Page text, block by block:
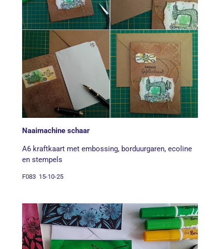
Naaimachine schaar
A6 kraftkaart met embossing, borduurgaren, ecoline
en stempels
F083 15-10-25